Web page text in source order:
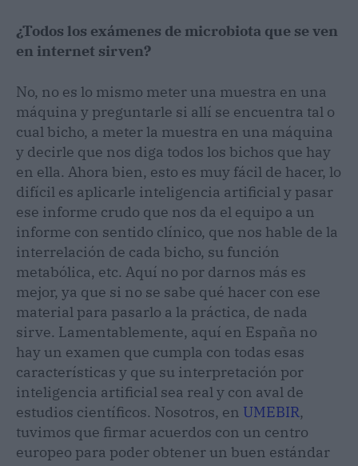
¿Todos los exámenes de microbiota que se ven
en internet sirven?
No, no es lo mismo meter una muestra en una
máquina y preguntarle si allí se encuentra tal o
cual bicho, a meter la muestra en una máquina
y decirle que nos diga todos los bichos que hay
en ella. Ahora bien, esto es muy fácil de hacer, lo
difícil es aplicarle inteligencia artificial y pasar
ese informe crudo que nos da el equipo a un
informe con sentido clínico, que nos hable de la
interrelación de cada bicho, su función
metabólica, etc. Aquí no por darnos más es
mejor, ya que si no se sabe qué hacer con ese
material para pasarlo a la práctica, de nada
sirve. Lamentablemente, aquí en España no
hay un examen que cumpla con todas esas
características y que su interpretación por
inteligencia artificial sea real y con aval de
estudios científicos. Nosotros, en UMEBIR,
tuvimos que firmar acuerdos con un centro
europeo para poder obtener un buen estándar